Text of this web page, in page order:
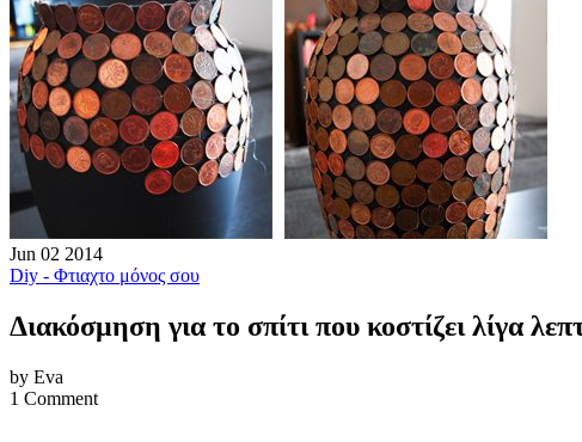
Jun 02 2014
Diy - Φτιαχτο μόνος σου
Διακόσμηση για το σπίτι που κοστίζει λίγα
by Eva
1 Comment